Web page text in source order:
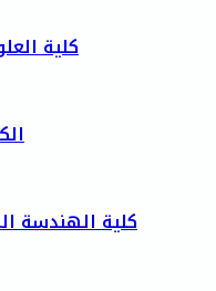
كلية
كلية الهندسة